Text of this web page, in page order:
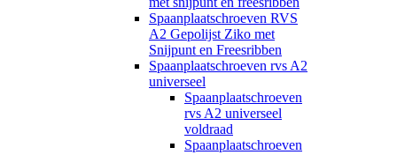
Spaanplaatschroeven RVS
A2 Gepolijst Ziko met
Snijpunt en Freesribben
Spaanplaatschroeven rvs A2
universeel
Spaanplaatschroeven
rvs A2 universeel
voldraad
Spaanplaatschroeven